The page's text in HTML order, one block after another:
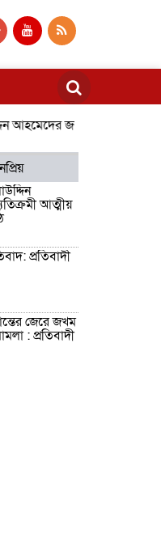
জন্মদিনে ব্যতিক্রমী আত্মীয়
আত্মীয়
প্রতিবাদী
জেরে জখম
: প্রতিবাদী